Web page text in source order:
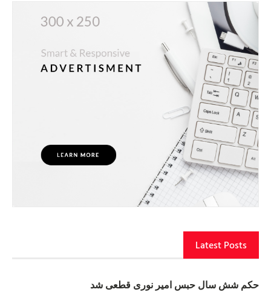
Latest Posts
حکم شش سال حبس امیر نوری قطعی شد